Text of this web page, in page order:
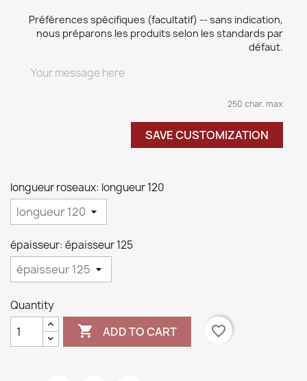
Préférences spécifiques (facultatif) -- sans indication,
nous préparons les produits selon les standards par
défaut.
250 char. max
SAVE CUSTOMIZATION
longueur roseaux: longueur 120
épaisseur: épaisseur 125
Quantity
 ADD TO CART favorite_border